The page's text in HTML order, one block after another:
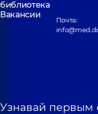
библиотека
Вакансии
Почта:
Узнавай первым